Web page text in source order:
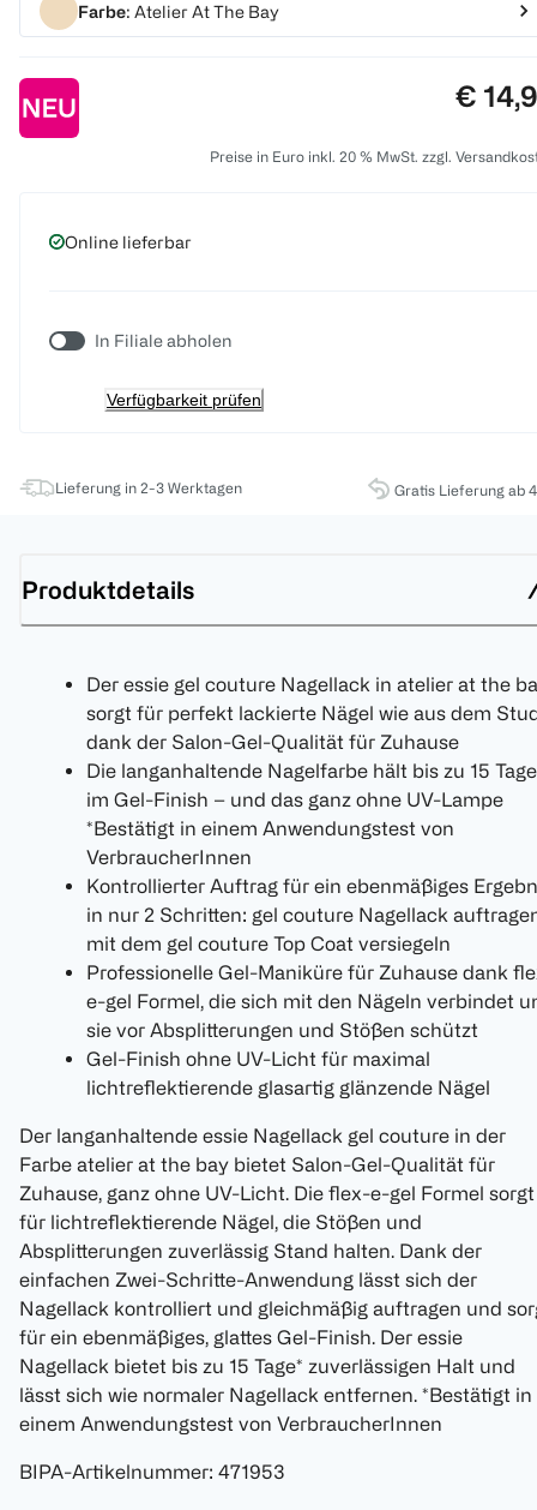
Farbe: Atelier At The Bay
Preis:
€
Preise in Euro inkl. 20 % MwSt. zzgl.
Online lieferbar
In Filiale abholen
Verfügbarkeit prüfen
Lieferung in 2-3 Werktagen Gratis Lieferung ab
Produktdetails
Der essie gel couture Nagellack in atelier at the
sorgt für perfekt lackierte Nägel wie aus dem
dank der Salon-Gel-Qualität für Zuhause
Die langanhaltende Nagelfarbe hält bis zu 15
im Gel-Finish – und das ganz ohne UV-Lampe
*Bestätigt in einem Anwendungstest von
VerbraucherInnen
Kontrollierter Auftrag für ein ebenmäßiges
in nur 2 Schritten: gel couture Nagellack
mit dem gel couture Top Coat versiegeln
Professionelle Gel-Maniküre für Zuhause dank
e-gel Formel, die sich mit den Nägeln verbindet
sie vor Absplitterungen und Stößen schützt
Gel-Finish ohne UV-Licht für maximal
lichtreflektierende glasartig glänzende Nägel
Der langanhaltende essie Nagellack gel couture in der
Farbe atelier at the bay bietet Salon-Gel-Qualität für
Zuhause, ganz ohne UV-Licht. Die flex-e-gel Formel sorgt
für lichtreflektierende Nägel, die Stößen und
Absplitterungen zuverlässig Stand halten. Dank der
einfachen Zwei-Schritte-Anwendung lässt sich der
Nagellack kontrolliert und gleichmäßig auftragen und
für ein ebenmäßiges, glattes Gel-Finish. Der essie
Nagellack bietet bis zu 15 Tage* zuverlässigen Halt und
lässt sich wie normaler Nagellack entfernen. *Bestätigt in
einem Anwendungstest von VerbraucherInnen
BIPA-Artikelnummer: 471953